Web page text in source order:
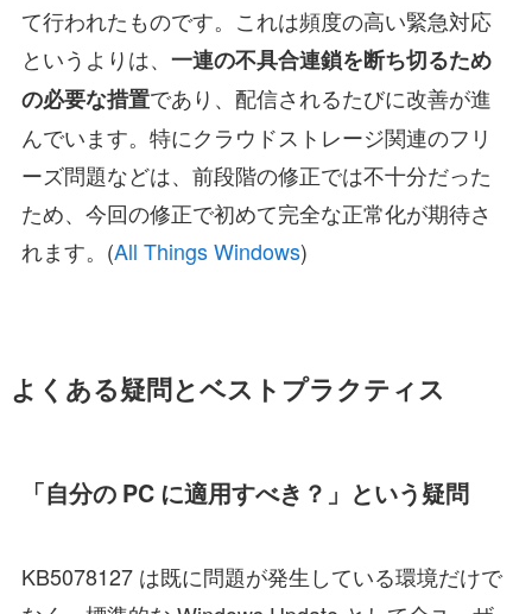
て行われたものです。これは頻度の高い緊急対応
というよりは、 一連の不具合連鎖を断ち切るため
の必要な措置であり、配信されるたびに改善が進
んでいます。特にクラウドストレージ関連のフリ
ーズ問題などは、前段階の修正では不十分だった
ため、今回の修正で初めて完全な正常化が期待さ
れます。(All Things Windows)
よくある疑問とベストプラクティス
「自分の PC に適用すべき？」という疑問
KB5078127 は既に問題が発生している環境だけで